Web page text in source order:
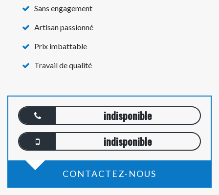
Sans engagement
Artisan passionné
Prix imbattable
Travail de qualité
indisponible
indisponible
CONTACTEZ-NOUS